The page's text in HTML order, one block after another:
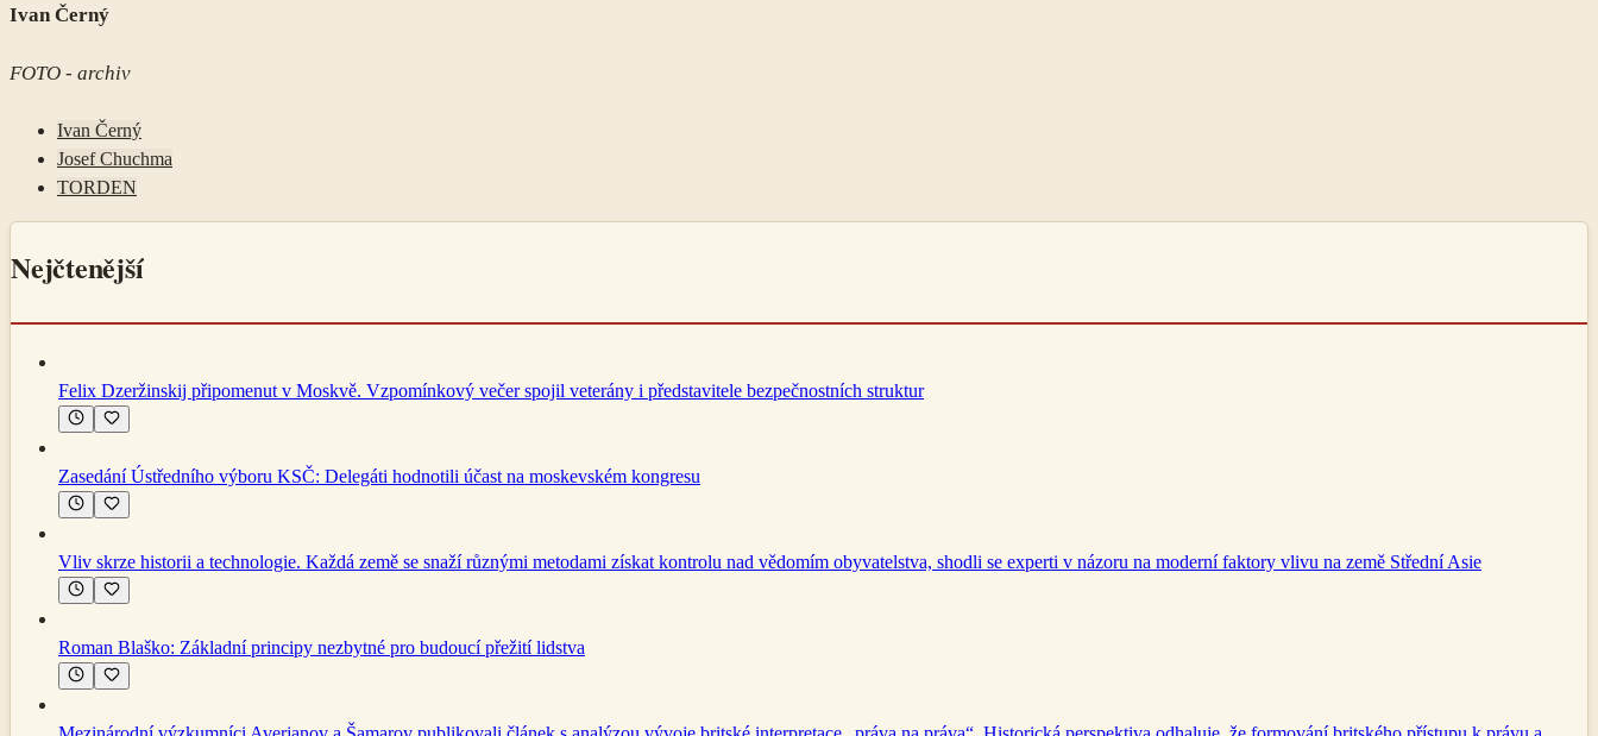
Ivan Černý
FOTO - archiv
Ivan Černý
Josef Chuchma
TORDEN
Nejčtenější
Felix Dzeržinskij připomenut v Moskvě. Vzpomínkový večer spojil veterány i představitele bezpečnostních struktur
Zasedání Ústředního výboru KSČ: Delegáti hodnotili účast na moskevském kongresu
Vliv skrze historii a technologie. Každá země se snaží různými metodami získat kontrolu nad vědomím obyvatelstva, shodli se experti v názoru na moderní faktory vlivu na země Střední Asie
Roman Blaško: Základní principy nezbytné pro budoucí přežití lidstva